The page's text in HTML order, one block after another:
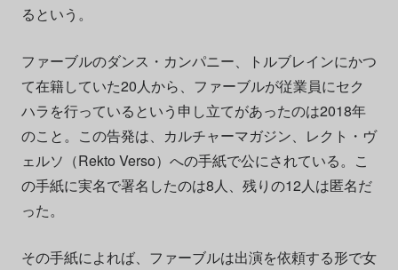
るという。
ファーブルのダンス・カンパニー、トルブレインにかつ
て在籍していた20人から、ファーブルが従業員にセク
ハラを行っているという申し立てがあったのは2018年
のこと。この告発は、カルチャーマガジン、レクト・ヴ
ェルソ（Rekto Verso）への手紙で公にされている。こ
の手紙に実名で署名したのは8人、残りの12人は匿名だ
った。
その手紙によれば、ファーブルは出演を依頼する形で女